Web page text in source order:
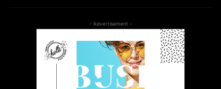
- Advertisement -